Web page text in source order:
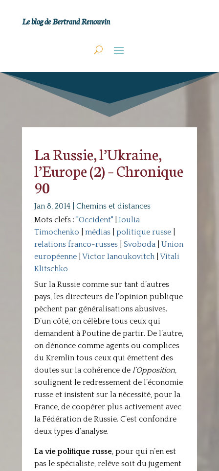
Le blog de Bertrand Renouvin
La Russie, l’Ukraine,
l’Europe (2) – Chronique
90
Jan 8, 2014| Chemins et distances
Mots clefs : "Occident"| Ioulia
Timochenko
médias| politique russe|
relations franco-russes| Svoboda| Union
européenne| Victor Ianoukovitch| Vitali
Klitschko
Sur la Russie comme sur tant d’autres
pays, les directeurs de l’opinion publique
pèchent par généralisations abusives.
D’un côté, on célèbre tous ceux qui
demandent à Poutine de partir. De l’autre,
on dénonce comme agents ou complices
du Kremlin tous ceux qui émettent des
doutes sur la cohérence de l’Opposition,
soulignent le redressement de l’économie
russe et insistent sur la nécessité, pour la
France, de coopérer plus activement avec
la Fédération de Russie. C’est confondre
deux types d’analyse.
La vie politique russe, pour qui n’en est
pas le spécialiste, relève soit du jugement